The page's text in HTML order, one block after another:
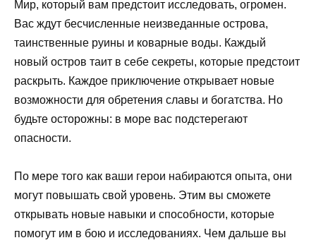
Мир, который вам предстоит исследовать, огромен.
Вас ждут бесчисленные неизведанные острова,
таинственные руины и коварные воды. Каждый
новый остров таит в себе секреты, которые предстоит
раскрыть. Каждое приключение открывает новые
возможности для обретения славы и богатства. Но
будьте осторожны: в море вас подстерегают
опасности.
По мере того как ваши герои набираются опыта, они
могут повышать свой уровень. Этим вы сможете
открывать новые навыки и способности, которые
помогут им в бою и исследованиях. Чем дальше вы